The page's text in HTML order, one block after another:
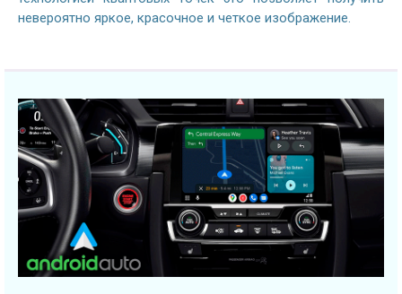
невероятно яркое, красочное и четкое изображение.